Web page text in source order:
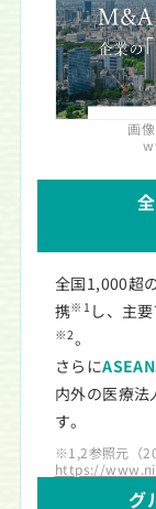
画像引用
全国1,000超
携※1 し、主
※2。
さらに
内外の医療法
す。
※1,2参照元（
https://
グ